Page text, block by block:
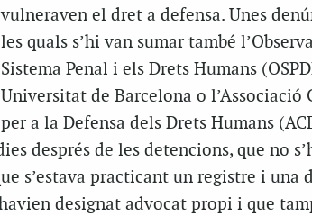
vulneraven el dret a defensa. Unes
les quals s’hi van sumar també
Sistema Penal i els Drets Humans
Universitat de Barcelona o l’Associació
per a la Defensa dels Drets Humans
després de les detencions, que no
s’estava practicant un registre i una
designat advocat propi i que